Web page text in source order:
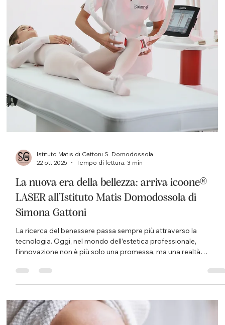
All’ Istituto Matis Domodossola di
Istituto Matis di Gattoni S. Domodossola
7 nov 2025
Tempo di lettura: 3 min